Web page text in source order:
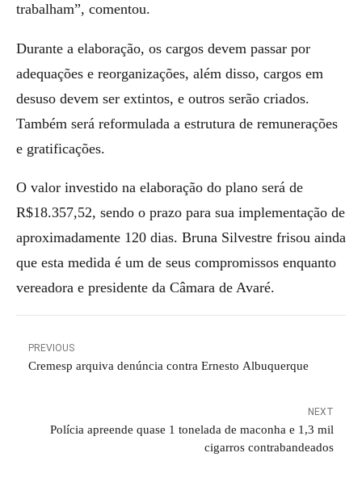
trabalham”, comentou.
Durante a elaboração, os cargos devem passar por
adequações e reorganizações, além disso, cargos em
desuso devem ser extintos, e outros serão criados.
Também será reformulada a estrutura de remunerações
e gratificações.
O valor investido na elaboração do plano será de
R$18.357,52, sendo o prazo para sua implementação de
aproximadamente 120 dias. Bruna Silvestre frisou ainda
que esta medida é um de seus compromissos enquanto
vereadora e presidente da Câmara de Avaré.
PREVIOUS
Cremesp arquiva denúncia contra Ernesto Albuquerque
NEXT
Polícia apreende quase 1 tonelada de maconha e 1,3 mil
cigarros contrabandeados